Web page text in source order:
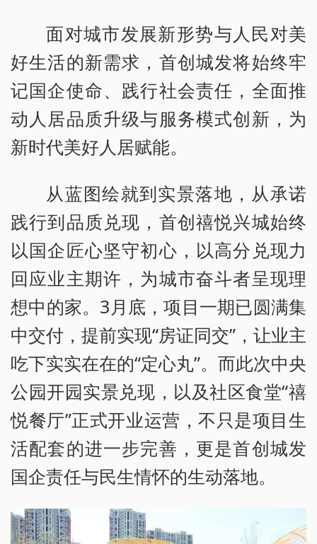
面对城市发展新形势与人民对美
好生活的新需求，首创城发将始终牢
记国企使命、践行社会责任，全面推
动人居品质升级与服务模式创新，为
新时代美好人居赋能。
从蓝图绘就到实景落地，从承诺
践行到品质兑现，首创禧悦兴城始终
以国企匠心坚守初心，以高分兑现力
回应业主期许，为城市奋斗者呈现理
想中的家。3月底，项目一期已圆满集
中交付，提前实现“房证同交”，让业主
吃下实实在在的“定心丸”。而此次中央
公园开园实景兑现，以及社区食堂“禧
悦餐厅”正式开业运营，不只是项目生
活配套的进一步完善，更是首创城发
国企责任与民生情怀的生动落地。